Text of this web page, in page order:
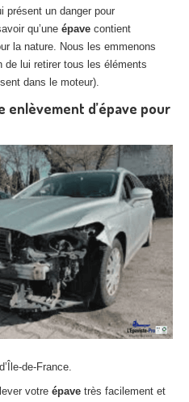
présent un danger pour
qu’une épave contient
la nature. Nous les emmenons
de lui retirer tous les éléments
dans le moteur).
enlèvement d’épave pour
de-France.
votre épave très facilement et